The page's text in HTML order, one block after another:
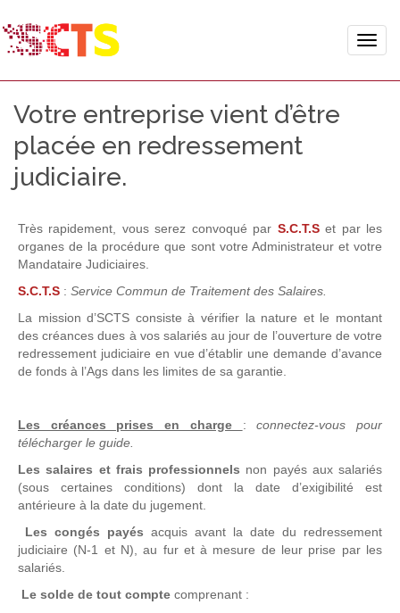
Toggle
Votre entreprise vient d’être
placée en redressement
judiciaire.
Très rapidement, vous serez convoqué par S.C.T.S et par les
organes de la procédure que sont votre Administrateur et votre
Mandataire Judiciaires.
S.C.T.S : Service Commun de Traitement des Salaires.
La mission d’SCTS consiste à vérifier la nature et le montant
des créances dues à vos salariés au jour de l’ouverture de votre
redressement judiciaire en vue d’établir une demande d’avance
de fonds à l’Ags dans les limites de sa garantie.
Les créances prises en charge :connectez-vous pour
télécharger le guide.
Les salaires et frais professionnels non payés aux salariés
(sous certaines conditions) dont la date d’exigibilité est
antérieure à la date du jugement.
Les congés payés acquis avant la date du redressement
judiciaire (N-1 et N), au fur et à mesure de leur prise par les
salariés.
Le solde de tout compte comprenant :